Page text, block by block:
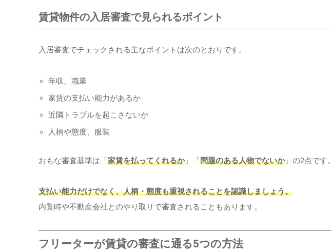
賃貸物件の入居審査で見られるポイント
入居審査でチェックされる主なポイントは次のとおりです。
年収、職業
家賃の支払い能力があるか
近隣トラブルを起こさないか
人柄や態度、服装
おもな審査基準は「家賃を払ってくれるか」「問題のある人物でないか」の2点です。
支払い能力だけでなく、人柄・態度も重視されることを認識しましょう。
内覧時や不動産会社とのやり取りで審査されることもあります。
フリーターが賃貸の審査に通る5つの方法